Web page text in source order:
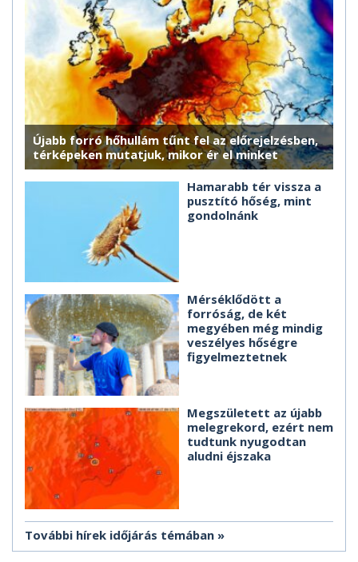
Újabb forró hőhullám tűnt fel az előrejelzésben,
térképeken mutatjuk, mikor ér el minket
Hamarabb tér vissza a
pusztító hőség, mint
gondolnánk
Mérséklődött a
forróság, de két
megyében még mindig
veszélyes hőségre
figyelmeztetnek
Megszületett az újabb
melegrekord, ezért nem
tudtunk nyugodtan
aludni éjszaka
További hírek időjárás témában